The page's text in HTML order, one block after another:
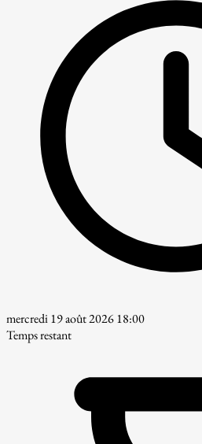
mercredi 19 août 2026 18:00
Temps restant